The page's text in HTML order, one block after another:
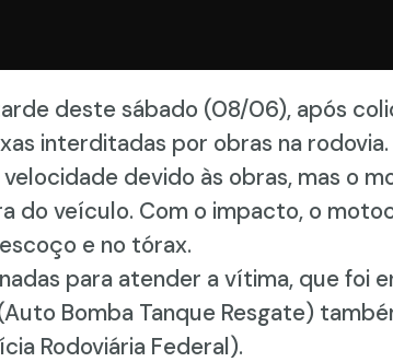
deste sábado (08/06), após
interditadas por obras na rodovia.
devido às obras, mas o
do veículo. Com o impacto, o
e no tórax.
para atender a vítima, que foi
Bomba Tanque Resgate)
Rodoviária Federal).